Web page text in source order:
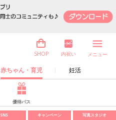
赤ちゃん・育児 妊活
SHOP 内祝い メニュー
優待パス
SNS キャンペーン 写真スタジオ